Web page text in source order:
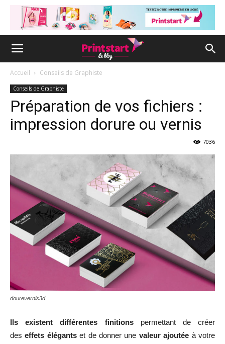
Accueil Conseils de Graphiste
Conseils de Graphiste
Préparation de vos fichiers :
impression dorure ou vernis
7036
dourevernis3d
Ils existent différentes finitionspermettant de créer
deseffets élégantset de donner une valeur ajoutée à votre